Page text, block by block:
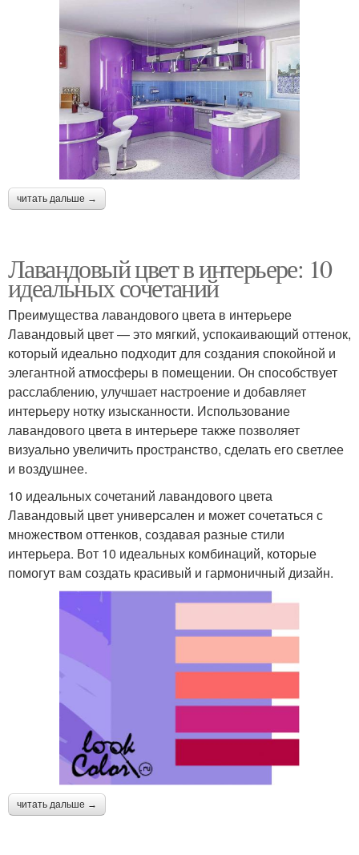
читать дальше →
Лавандовый цвет в интерьере: 10
идеальных сочетаний
Преимущества лавандового цвета в интерьере
Лавандовый цвет — это мягкий, успокаивающий оттенок,
который идеально подходит для создания спокойной и
элегантной атмосферы в помещении. Он способствует
расслаблению, улучшает настроение и добавляет
интерьеру нотку изысканности. Использование
лавандового цвета в интерьере также позволяет
визуально увеличить пространство, сделать его светлее
и воздушнее.
10 идеальных сочетаний лавандового цвета
Лавандовый цвет универсален и может сочетаться с
множеством оттенков, создавая разные стили
интерьера. Вот 10 идеальных комбинаций, которые
помогут вам создать красивый и гармоничный дизайн.
читать дальше →